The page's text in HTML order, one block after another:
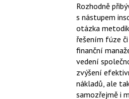
Rozhodně
s nástupem
otázka
řešením fúze
finanční
vedení
zvýšení
nákladů, ale
samozřejmě i